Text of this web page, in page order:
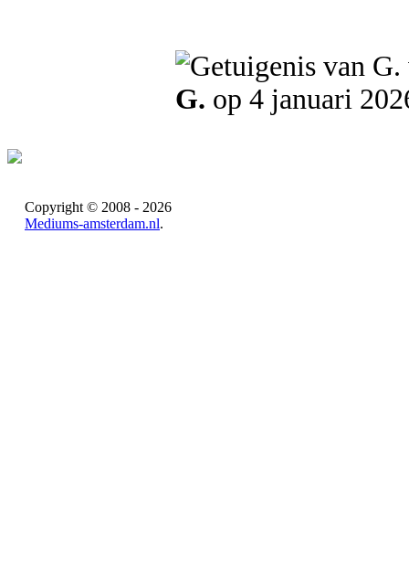
G. op 4 januari
Copyright © 2008 - 2026
Mediums-amsterdam.nl.